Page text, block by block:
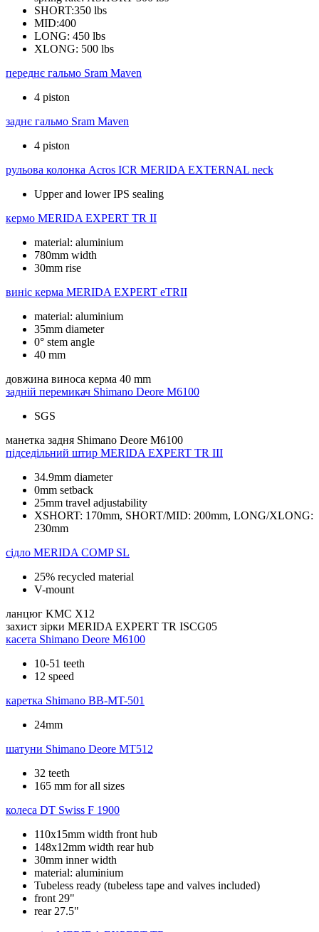
SHORT:350 lbs
MID:400
LONG: 450 lbs
XLONG: 500 lbs
переднє гальмо Sram Maven
4 piston
заднє гальмо Sram Maven
4 piston
рульова колонка Acros ICR MERIDA EXTERNAL neck
Upper and lower IPS sealing
кермо MERIDA EXPERT TR II
material: aluminium
780mm width
30mm rise
виніс керма MERIDA EXPERT eTRII
material: aluminium
35mm diameter
0° stem angle
40 mm
довжина виноса керма 40 mm
задній перемикач Shimano Deore M6100
SGS
манетка задня Shimano Deore M6100
підседільний штир MERIDA EXPERT TR III
34.9mm diameter
0mm setback
25mm travel adjustability
XSHORT: 170mm, SHORT/MID: 200mm, LONG/XLONG:
230mm
сідло MERIDA COMP SL
25% recycled material
V-mount
ланцюг KMC X12
захист зірки MERIDA EXPERT TR ISCG05
касета Shimano Deore M6100
10-51 teeth
12 speed
каретка Shimano BB-MT-501
24mm
шатуни Shimano Deore MT512
32 teeth
165 mm for all sizes
колеса DT Swiss F 1900
110x15mm width front hub
148x12mm width rear hub
30mm inner width
material: aluminium
Tubeless ready (tubeless tape and valves included)
front 29"
rear 27.5"